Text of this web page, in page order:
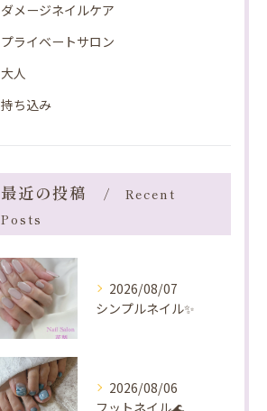
ダメージネイルケア
プライベートサロン
大人
持ち込み
最近の投稿
Recent
Posts
2026/08/07
シンプルネイル✨️
2026/08/06
フットネイル🌊